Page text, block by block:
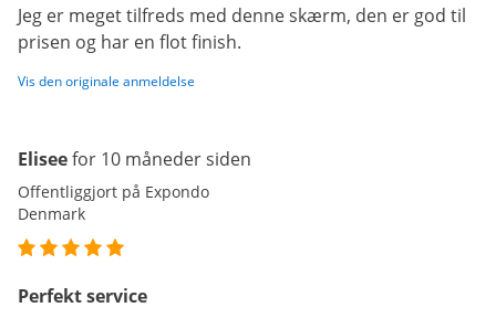
Jeg er meget tilfreds med denne skærm, den er god til
prisen og har en flot finish.
Vis den originale anmeldelse
Eliseefor 10 måneder siden
Offentliggjort på Expondo
Denmark
Perfekt service